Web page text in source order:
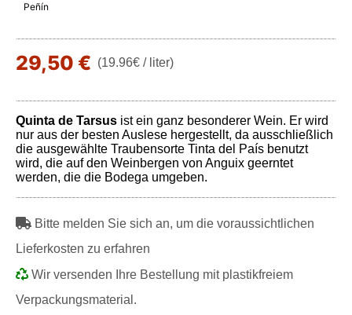
Peñín
29,50 € (19.96€ / liter)
Quinta de Tarsus ist ein ganz besonderer Wein. Er wird
nur aus der besten Auslese hergestellt, da ausschließlich
die ausgewählte Traubensorte Tinta del País benutzt
wird, die auf den Weinbergen von Anguix geerntet
werden, die die Bodega umgeben.
Bitte melden Sie sich an, um die voraussichtlichen
Lieferkosten zu erfahren
Wir versenden Ihre Bestellung mit plastikfreiem
Verpackungsmaterial.